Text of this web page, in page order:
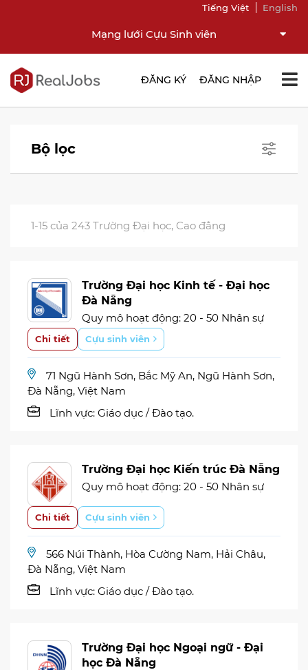
Mạng lưới Cựu Sinh viên
Tiếng Việt English
ĐĂNG KÝ ĐĂNG NHẬP
Bộ lọc
1-15 của 243 Trường Đại học, Cao đẳng
Trường Đại học Kinh tế - Đại học
Đà Nẵng
Quy mô hoạt động: 20 - 50 Nhân sự
Chi tiết Cựu sinh viên
71 Ngũ Hành Sơn, Bắc Mỹ An, Ngũ Hành Sơn,
Đà Nẵng, Việt Nam
Lĩnh vực: Giáo dục / Đào tạo.
Trường Đại học Kiến trúc Đà Nẵng
Quy mô hoạt động: 20 - 50 Nhân sự
Chi tiết Cựu sinh viên
566 Núi Thành, Hòa Cường Nam, Hải Châu,
Đà Nẵng, Việt Nam
Lĩnh vực: Giáo dục / Đào tạo.
Trường Đại học Ngoại ngữ - Đại
học Đà Nẵng